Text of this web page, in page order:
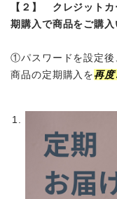
【２】 クレジット
期購入で商品をご購
①パスワードを設定後
商品の定期購入を再度